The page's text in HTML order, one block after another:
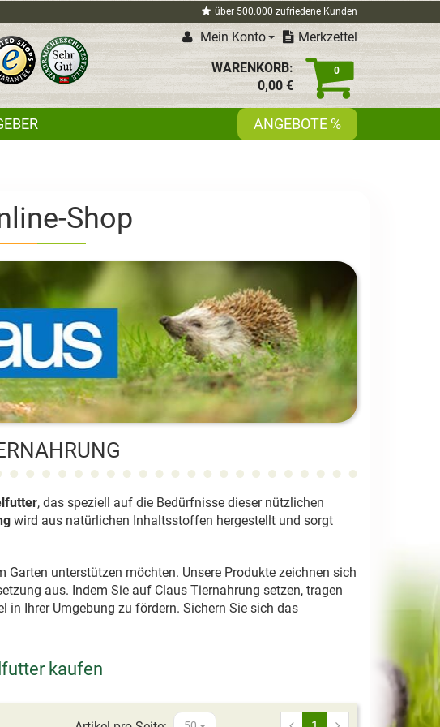
über 500.000 zufriedene Kunden
Mein Konto Merkzettel
0
WARENKORB:
0,00 €
ANGEBOTE %
Shop
, das speziell auf die Bedürfnisse dieser nützlichen
wird aus natürlichen Inhaltsstoffen hergestellt und sorgt
unterstützen möchten. Unsere Produkte zeichnen sich
aus. Indem Sie auf Claus Tiernahrung setzen, tragen
in Ihrer Umgebung zu fördern. Sichern Sie sich das
kaufen